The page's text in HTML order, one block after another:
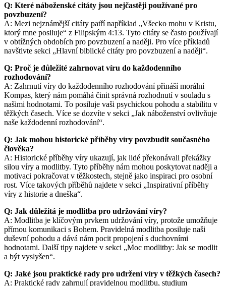
Q: Které náboženské citáty jsou nejčastěji používané pro
povzbuzení?
A: Mezi nejznámější citáty patří například „Všecko mohu v Kristu,
ktorý mne posiluje“ z Filipským 4:13. Tyto citáty se často používají
v obtížných obdobích pro povzbuzení a naději. Pro více příkladů
navštivte sekci „Hlavní biblické citáty pro povzbuzení a naději“.
Q: Proč je důležité zahrnovat víru do každodenního
rozhodování?
A: Zahrnutí víry do každodenního rozhodování přináší morální
Kompas, který nám pomáhá činit správná rozhodnutí v souladu s
našimi hodnotami. To posiluje vaši psychickou pohodu a stabilitu v
těžkých časech. Více se dozvíte v sekci „Jak náboženství ovlivňuje
naše každodenní rozhodování“.
Q: Jak mohou historické příběhy víry povzbudit současného
člověka?
A: Historické příběhy víry ukazují, jak lidé překonávali překážky
silou víry a modlitby. Tyto příběhy nám mohou poskytovat naději a
motivaci pokračovat v těžkostech, stejně jako inspiraci pro osobní
rost. Více takových příběhů najdete v sekci „Inspirativní příběhy
víry z historie a dneška“.
Q: Jak důležitá je modlitba pro udržování víry?
A: Modlitba je klíčovým prvkem udržování víry, protože umožňuje
přímou komunikaci s Bohem. Pravidelná modlitba posiluje naši
duševní pohodu a dává nám pocit propojení s duchovními
hodnotami. Další tipy najdete v sekci „Moc modlitby: Jak se modlit
a být vyslyšen“.
Q: Jaké jsou praktické rady pro udržení víry v těžkých časech?
A: Praktické rady zahrnují pravidelnou modlitbu, studium